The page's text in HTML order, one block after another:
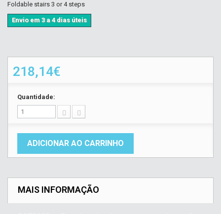
Foldable stairs 3 or 4 steps
Envio em 3 a 4 dias úteis
218,14€
Quantidade:
ADICIONAR AO CARRINHO
MAIS INFORMAÇÃO